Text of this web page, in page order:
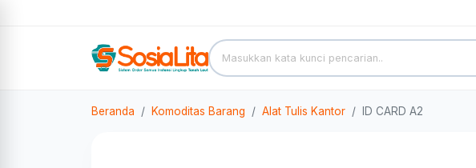
Beranda Komoditas Barang Alat Tulis Kantor ID CARD A2